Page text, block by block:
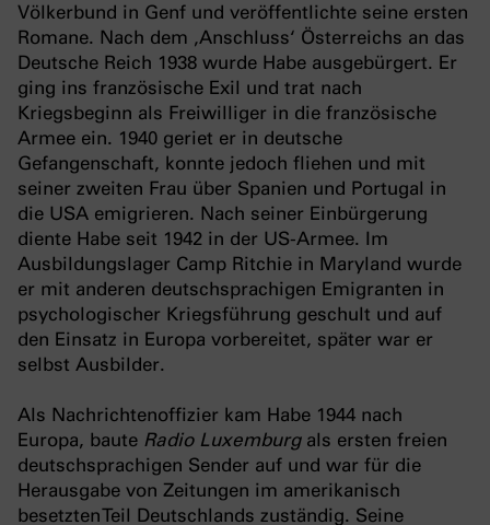
Völkerbund in Genf und veröffentlichte seine ersten
Romane. Nach dem ‚Anschluss‘ Österreichs an das
Deutsche Reich 1938 wurde Habe ausgebürgert. Er
ging ins französische Exil und trat nach
Kriegsbeginn als Freiwilliger in die französische
Armee ein. 1940 geriet er in deutsche
Gefangenschaft, konnte jedoch fliehen und mit
seiner zweiten Frau über Spanien und Portugal in
die USA emigrieren. Nach seiner Einbürgerung
diente Habe seit 1942 in der US-Armee. Im
Ausbildungslager Camp Ritchie in Maryland wurde
er mit anderen deutschsprachigen Emigranten in
psychologischer Kriegsführung geschult und auf
den Einsatz in Europa vorbereitet, später war er
selbst Ausbilder.
Als Nachrichtenoffizier kam Habe 1944 nach
Europa, baute Radio Luxemburgals ersten freien
deutschsprachigen Sender auf und war für die
Herausgabe von Zeitungen im amerikanisch
besetzten Teil Deutschlands zuständig. Seine